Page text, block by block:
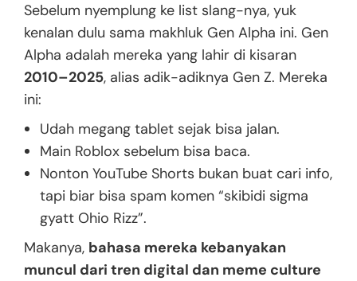
Sebelum nyemplung ke list slang-nya, yuk
kenalan dulu sama makhluk Gen Alpha ini. Gen
Alpha adalah mereka yang lahir di kisaran
2010–2025, alias adik-adiknya Gen Z. Mereka
ini:
Udah megang tablet sejak bisa jalan.
Main Roblox sebelum bisa baca.
Nonton YouTube Shorts bukan buat cari info,
tapi biar bisa spam komen “skibidi sigma
gyatt Ohio Rizz”.
Makanya, bahasa mereka kebanyakan
muncul dari tren digital dan meme culture